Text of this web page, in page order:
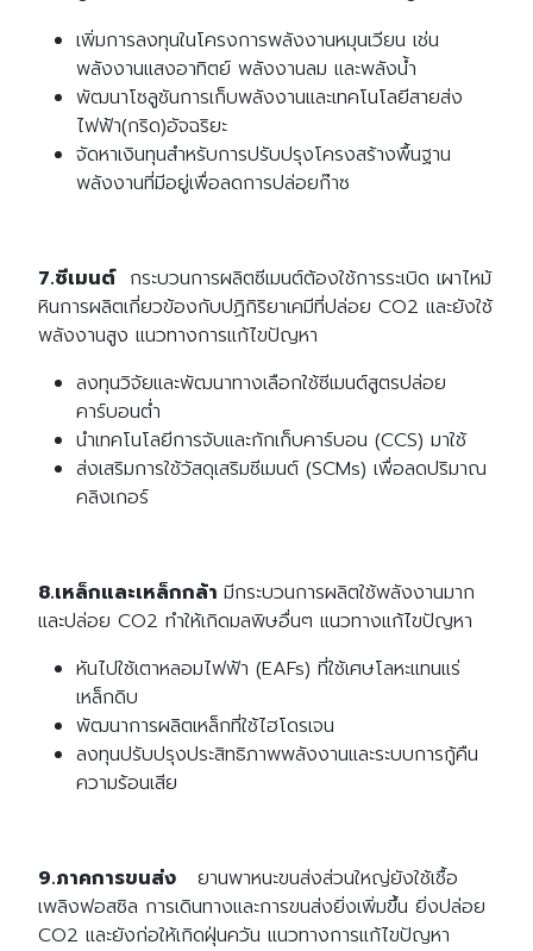
เพิ่มการลงทุนในโครงการพลังงานหมุนเวียน เช่น
พลังงานแสงอาทิตย์ พลังงานลม และพลังน้ำ
พัฒนาโซลูชันการเก็บพลังงานและเทคโนโลยีสายส่ง
ไฟฟ้า(กริด)อัจฉริยะ
จัดหาเงินทุนสำหรับการปรับปรุงโครงสร้างพื้นฐาน
พลังงานที่มีอยู่เพื่อลดการปล่อยก๊าซ
7.ซีเมนต์กระบวนการผลิตซีเมนต์ต้องใช้การระเบิด เผาไหม้
หินการผลิตเกี่ยวข้องกับปฏิกิริยาเคมีที่ปล่อย CO2 และยังใช้
พลังงานสูง แนวทางการแก้ไขปัญหา
ลงทุนวิจัยและพัฒนาทางเลือกใช้ซีเมนต์สูตรปล่อย
คาร์บอนต่ำ
นำเทคโนโลยีการจับและกักเก็บคาร์บอน (CCS) มาใช้
ส่งเสริมการใช้วัสดุเสริมซีเมนต์ (SCMs) เพื่อลดปริมาณ
คลิงเกอร์
8.เหล็กและเหล็กกล้า มีกระบวนการผลิตใช้พลังงานมาก
และปล่อย CO2 ทำให้เกิดมลพิษอื่นๆ แนวทางแก้ไขปัญหา
หันไปใช้เตาหลอมไฟฟ้า (EAFs) ที่ใช้เศษโลหะแทนแร่
เหล็กดิบ
พัฒนาการผลิตเหล็กที่ใช้ไฮโดรเจน
ลงทุนปรับปรุงประสิทธิภาพพลังงานและระบบการกู้คืน
ความร้อนเสีย
9.ภาคการขนส่ง ยานพาหนะขนส่งส่วนใหญ่ยังใช้เชื้อ
เพลิงฟอสซิล การเดินทางและการขนส่งยิ่งเพิ่มขึ้น ยิ่งปล่อย
CO2 และยังก่อให้เกิดฝุ่นควัน แนวทางการแก้ไขปัญหา